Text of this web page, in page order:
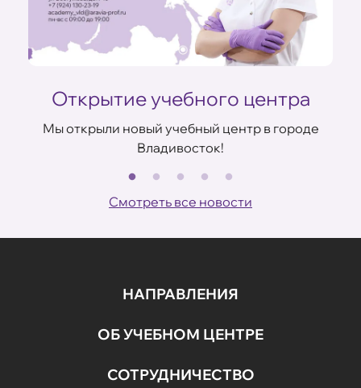
Открытие учебного центра
Мы открыли новый учебный центр в городе
Владивосток!
Смотреть все новости
НАПРАВЛЕНИЯ
ОБ УЧЕБНОМ ЦЕНТРЕ
СОТРУДНИЧЕСТВО